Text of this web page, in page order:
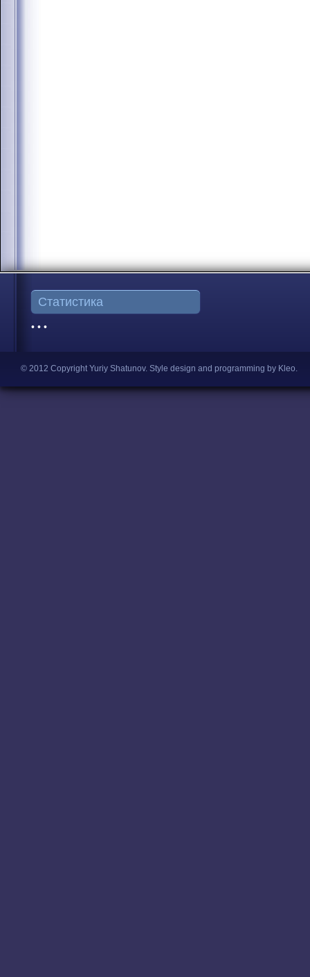
Статистика
• • •
© 2012 Copyright Yuriy Shatunov. Style design and programming by Kleo.